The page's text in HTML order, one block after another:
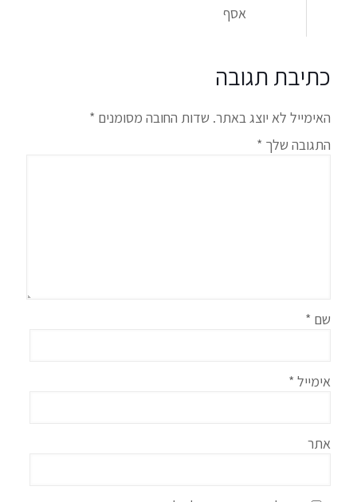
אסף
כתיבת תגובה
האימייל לא יוצג באתר. שדות החובה מסומנים *
התגובה שלך *
שם *
אימייל *
אתר